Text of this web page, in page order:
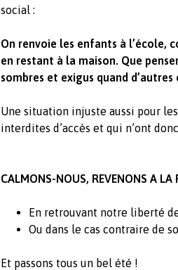
social :
On renvoie les enfants à l’école,
en restant à la maison. Que
sombres et exigus quand
Une situation injuste aussi pour
interdites d’accès et qui n’ont
CALMONS-NOUS, REVENONS A LA
En retrouvant notre liberté
Ou dans le cas contraire de
Et passons tous un bel été !